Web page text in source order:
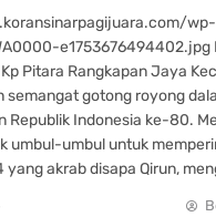
e1753676494402.jpg
Kp Pitara Rangkapan Jaya
semangat gotong royong
Republik Indonesia ke-80.
umbul-umbul untuk
yang akrab disapa Qirun,